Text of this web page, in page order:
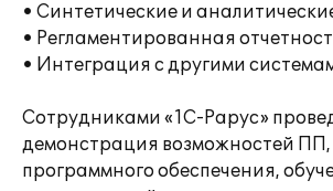
• Синтетические и
• Регламентированная
• Интеграция с другими
Сотрудниками «1С-Рарус»
демонстрация возможностей ПП,
программного обеспечения,